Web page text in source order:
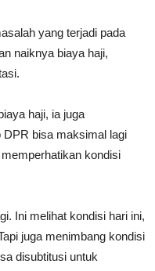
yang terjadi pada
naiknya biaya haji,
haji, ia juga
DPR bisa maksimal lagi
kondisi
Ini melihat kondisi hari ini,
juga menimbang kondisi
disubtitusi untuk